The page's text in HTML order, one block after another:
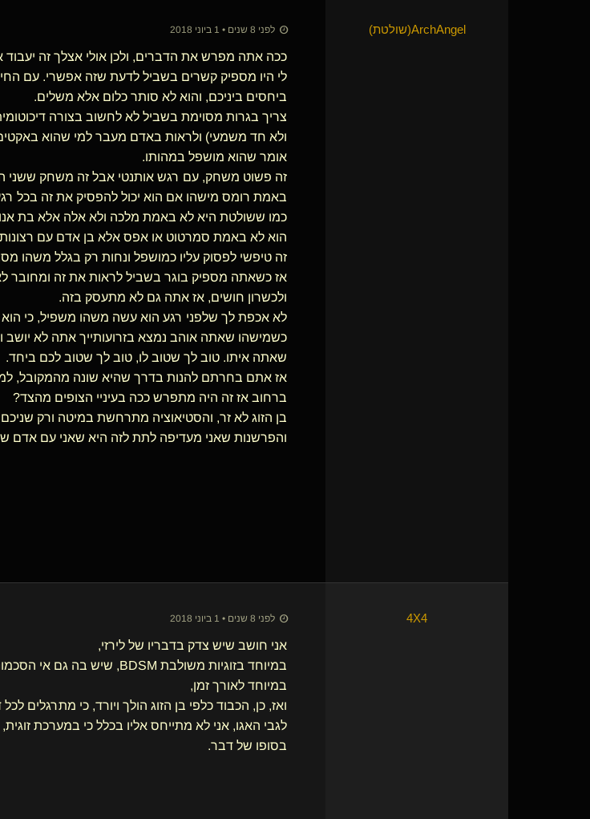
ArchAngel​(שולטת) לפני 8 שנים • 1 ביוני 2018
ככה אתה מפרש את הדברים, ולכן אולי אצלך זה
לי היו מספיק קשרים בשביל לדעת שזה אפשרי. עם
ביחסים ביניכם, והוא לא סותר כלום אלא משלים.
צריך בגרות מסוימת בשביל לא לחשוב בצורה
ולא חד משמעי) ולראות באדם מעבר למי שהוא
אומר שהוא מושפל במהותו.
זה פשוט משחק, עם רגש אותנטי אבל זה משחק ששני
באמת רומס מישהו אם הוא יכול להפסיק את זה בכל
כמו ששולטת היא לא באמת מלכה ולא אלה אלא בת
הוא לא באמת סמרטוט או אפס אלא בן אדם עם
זה טיפשי לפסוק עליו כמושפל ונחות רק בגלל משהו
אז כשאתה מספיק בוגר בשביל לראות את זה ומחובר
ולכשרון חושים, אז אתה גם לא מתעסק בזה.
לא אכפת לך שלפני רגע הוא עשה משהו משפיל, כי הוא
כשמישהו שאתה אוהב נמצא בזרועותייך אתה לא
שאתה איתו. טוב לך שטוב לו, טוב לך שטוב לכם ביחד.
אז אתם בחרתם להנות בדרך שהיא שונה מהמקובל,
ברחוב אז זה היה מתפרש ככה בעיניי הצופים מהצד?
בן הזוג לא זר, והסטיאוציה מתרחשת במיטה ורק
והפרשנות שאני מעדיפה לתת לזה היא שאני עם אדם
4X4 לפני 8 שנים • 1 ביוני 2018
אני חושב שיש צדק בדבריו של לירזי,
במיוחד בזוגיות משולבת BDSM, שיש בה גם אי הסכמות מן הסתם, סוג של החיים
במיוחד לאורך זמן,
ואז, כן, הכבוד כלפי בן הזוג הולך ויורד, כי מתרגלים
לגבי האגו, אני לא מתייחס אליו בכלל כי במערכת זוגית,
בסופו של דבר.